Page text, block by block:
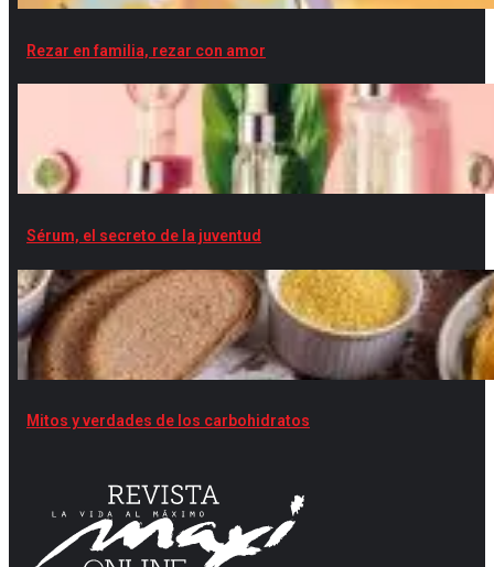
Rezar en familia, rezar con amor
Sérum, el secreto de la juventud
Mitos y verdades de los carbohidratos